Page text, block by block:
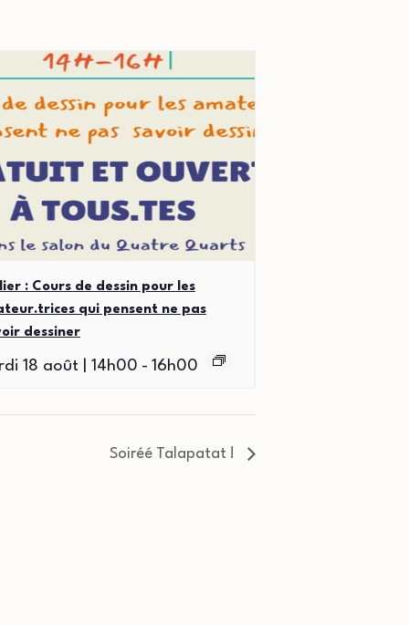
: Cours de dessin pour les
qui pensent ne pas
dessiner
18 août | 14h00 - 16h00
Soiréé Talapatat !